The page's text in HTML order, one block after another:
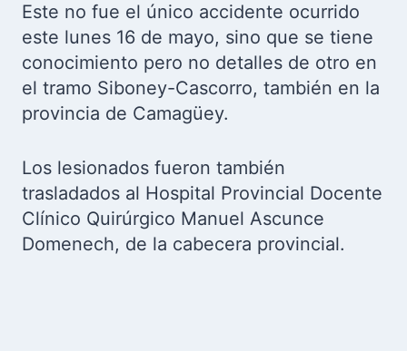
Este no fue el único accidente ocurrido
este lunes 16 de mayo, sino que se tiene
conocimiento pero no detalles de otro en
el tramo Siboney-Cascorro, también en la
provincia de Camagüey.
Los lesionados fueron también
trasladados al Hospital Provincial Docente
Clínico Quirúrgico Manuel Ascunce
Domenech, de la cabecera provincial.